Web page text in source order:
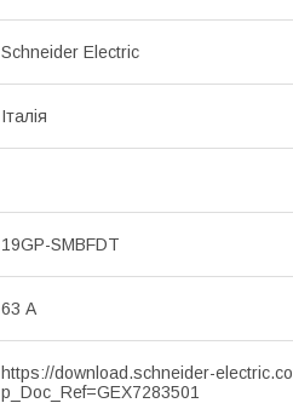
Schneider Electric
Італія
19GP-SMBFDT
63 А
https://download.schneider-
p_Doc_Ref=GEX7283501